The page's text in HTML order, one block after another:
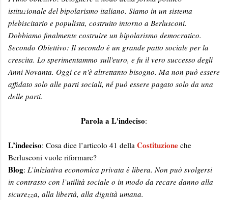
istituzionale del bipolarismo italiano. Siamo in un sistema
plebiscitario e populista, costruito intorno a Berlusconi.
Dobbiamo finalmente costruire un bipolarismo democratico.
Secondo Obiettivo: Il secondo è un grande patto sociale per la
crescita. Lo sperimentammo sull'euro, e fu il vero successo degli
Anni Novanta. Oggi ce n'è altrettanto bisogno. Ma non può essere
affidato solo alle parti sociali, né può essere pagato solo da una
delle parti.
Parola a L'indeciso:
L’indeciso: Cosa dice l’articolo 41 della Costituzione che
Berlusconi vuole riformare?
Blog: L’iniziativa economica privata è libera. Non può svolgersi
in contrasto con l’utilità sociale o in modo da recare danno alla
sicurezza, alla libertà, alla dignità umana.